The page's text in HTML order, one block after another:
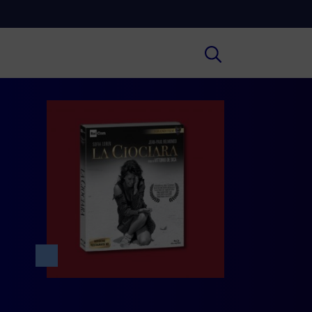
Storia e molto altro.
scuole secondarie di I e II grado,
i Docenti e l’istruzione degli